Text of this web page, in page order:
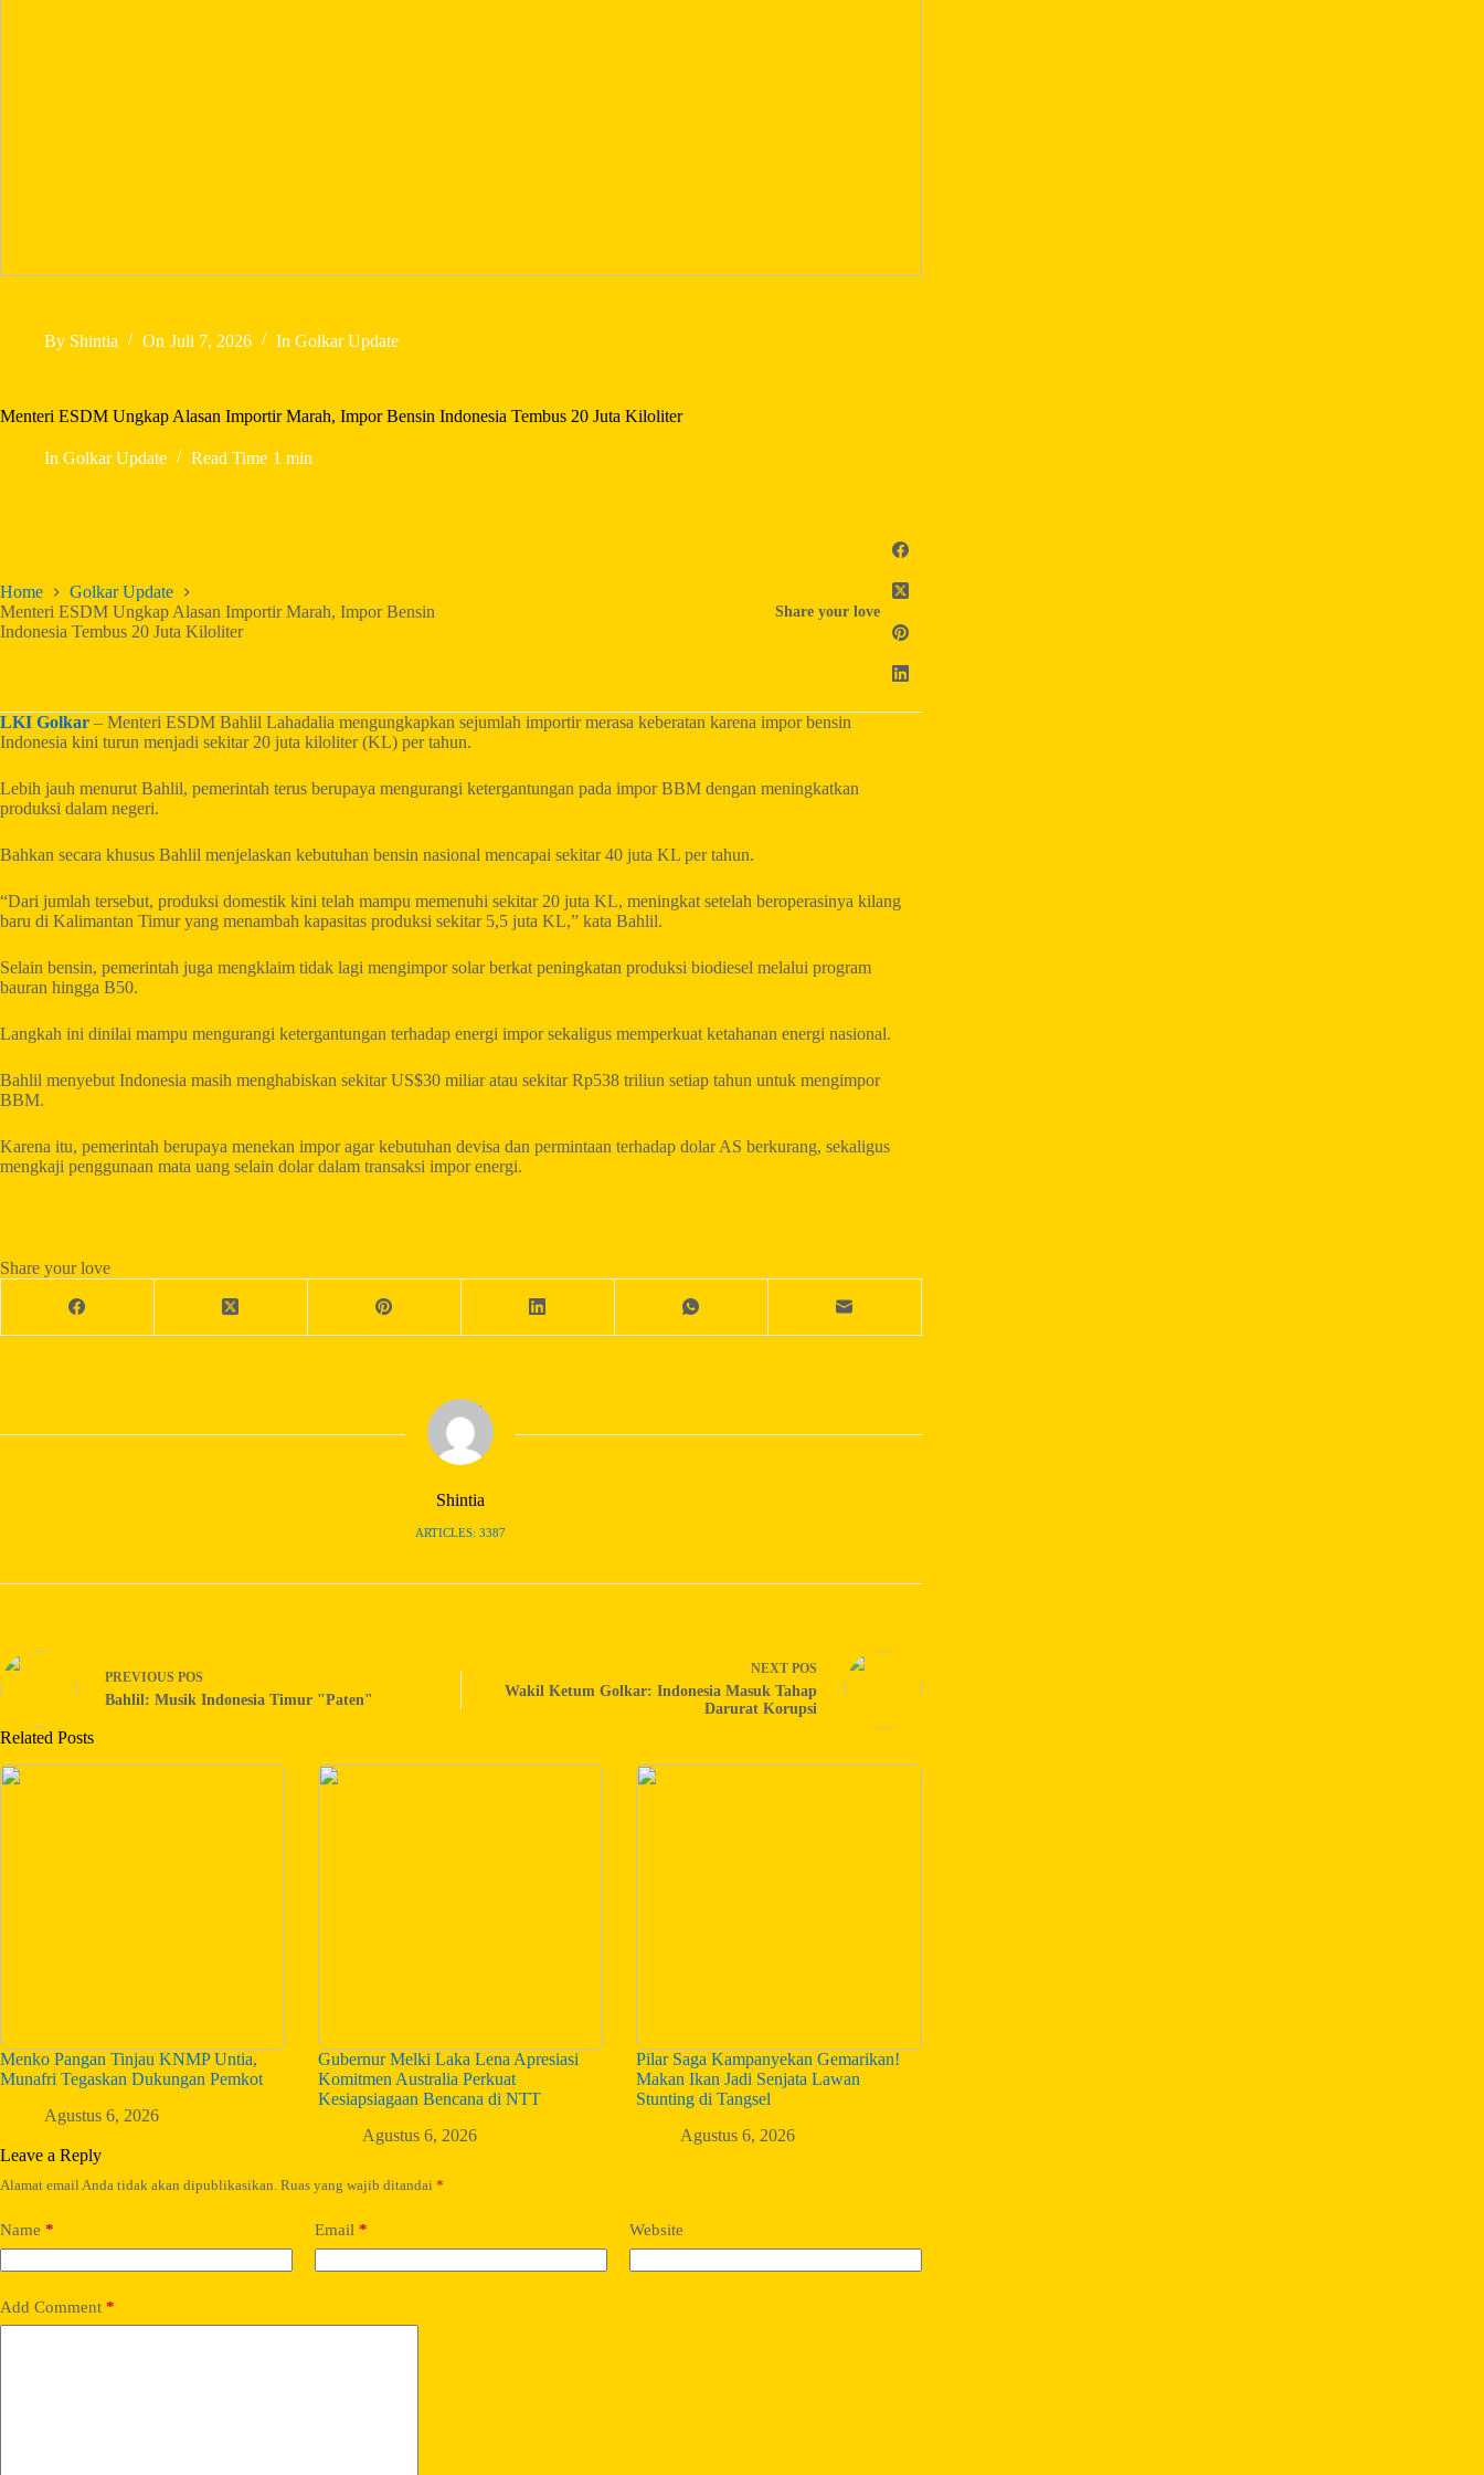
By Shintia On Juli 7, 2026 In Golkar Update
Menteri ESDM Ungkap Alasan Importir Marah, Impor Bensin Indonesia Tembus 20 Juta Kiloliter
In Golkar Update Read Time 1 min
Home
Golkar Update
Menteri ESDM Ungkap Alasan Importir Marah, Impor Bensin
Indonesia Tembus 20 Juta Kiloliter
Share your love
LKI Golkar – Menteri ESDM Bahlil Lahadalia mengungkapkan sejumlah importir merasa keberatan karena impor bensin
Indonesia kini turun menjadi sekitar 20 juta kiloliter (KL) per tahun.
Lebih jauh menurut Bahlil, pemerintah terus berupaya mengurangi ketergantungan pada impor BBM dengan meningkatkan
produksi dalam negeri.
Bahkan secara khusus Bahlil menjelaskan kebutuhan bensin nasional mencapai sekitar 40 juta KL per tahun.
“Dari jumlah tersebut, produksi domestik kini telah mampu memenuhi sekitar 20 juta KL, meningkat setelah beroperasinya kilang
baru di Kalimantan Timur yang menambah kapasitas produksi sekitar 5,5 juta KL,” kata Bahlil.
Selain bensin, pemerintah juga mengklaim tidak lagi mengimpor solar berkat peningkatan produksi biodiesel melalui program
bauran hingga B50.
Langkah ini dinilai mampu mengurangi ketergantungan terhadap energi impor sekaligus memperkuat ketahanan energi nasional.
Bahlil menyebut Indonesia masih menghabiskan sekitar US$30 miliar atau sekitar Rp538 triliun setiap tahun untuk mengimpor
BBM.
Karena itu, pemerintah berupaya menekan impor agar kebutuhan devisa dan permintaan terhadap dolar AS berkurang, sekaligus
mengkaji penggunaan mata uang selain dolar dalam transaksi impor energi.
Share your love
Shintia
ARTICLES: 3387
PREVIOUS POS
Bahlil: Musik Indonesia Timur "Paten"
NEXT POS
Wakil Ketum Golkar: Indonesia Masuk Tahap
Darurat Korupsi
Related Posts
Menko Pangan Tinjau KNMP Untia,
Munafri Tegaskan Dukungan Pemkot
Agustus 6, 2026
Gubernur Melki Laka Lena Apresiasi
Komitmen Australia Perkuat
Kesiapsiagaan Bencana di NTT
Agustus 6, 2026
Pilar Saga Kampanyekan Gemarikan!
Makan Ikan Jadi Senjata Lawan
Stunting di Tangsel
Agustus 6, 2026
Leave a Reply
Alamat email Anda tidak akan dipublikasikan. Ruas yang wajib ditandai *
Name * Email * Website
Add Comment *